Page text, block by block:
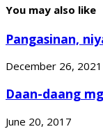
You may also like
Pangasinan,
December 26, 2021
Daan-daang
June 20, 2017